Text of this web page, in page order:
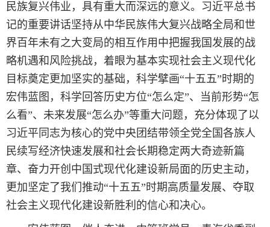
民族复兴伟业，具有重大而深远的意义。习近平总书
记的重要讲话坚持从中华民族伟大复兴战略全局和世
界百年未有之大变局的相互作用中把握我国发展的战
略机遇和风险挑战，着眼为基本实现社会主义现代化
目标奠定更加坚实的基础，科学擘画“十五五”时期的
宏伟蓝图，科学回答历史方位“怎么定”、当前形势“怎
么看”、未来发展“怎么办”等重大问题，充分体现了以
习近平同志为核心的党中央团结带领全党全国各族人
民续写经济快速发展和社会长期稳定两大奇迹新篇
章、奋力开创中国式现代化建设新局面的历史主动，
更加坚定了我们推动“十五五”时期高质量发展、夺取
社会主义现代化建设新胜利的信心和决心。